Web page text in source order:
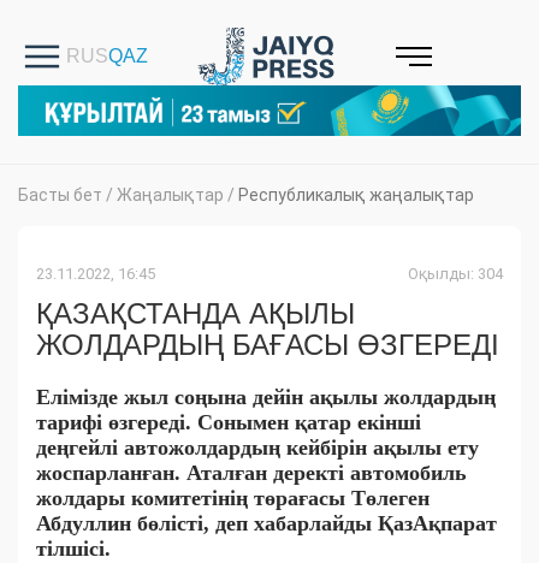
Басты бет / Жаңалықтар / Республикалық жаңалықтар
23.11.2022, 16:45 Оқылды: 304
ҚАЗАҚСТАНДА АҚЫЛЫ
ЖОЛДАРДЫҢ БАҒАСЫ ӨЗГЕРЕДІ
Елімізде жыл соңына дейін ақылы жолдардың
тарифі өзгереді. Сонымен қатар екінші
деңгейлі автожолдардың кейбірін ақылы ету
жоспарланған. Аталған деректі автомобиль
жолдары комитетінің төрағасы Төлеген
Абдуллин бөлісті, деп хабарлайды ҚазАқпарат
тілшісі.